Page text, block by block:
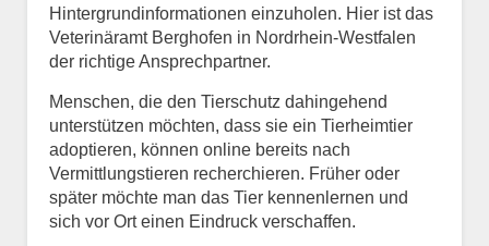
Hintergrundinformationen einzuholen. Hier ist das
Veterinäramt Berghofen in Nordrhein-Westfalen
der richtige Ansprechpartner.
Menschen, die den Tierschutz dahingehend
unterstützen möchten, dass sie ein Tierheimtier
adoptieren, können online bereits nach
Vermittlungstieren recherchieren. Früher oder
später möchte man das Tier kennenlernen und
sich vor Ort einen Eindruck verschaffen.